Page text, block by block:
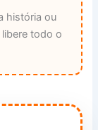
história ou
libere todo o